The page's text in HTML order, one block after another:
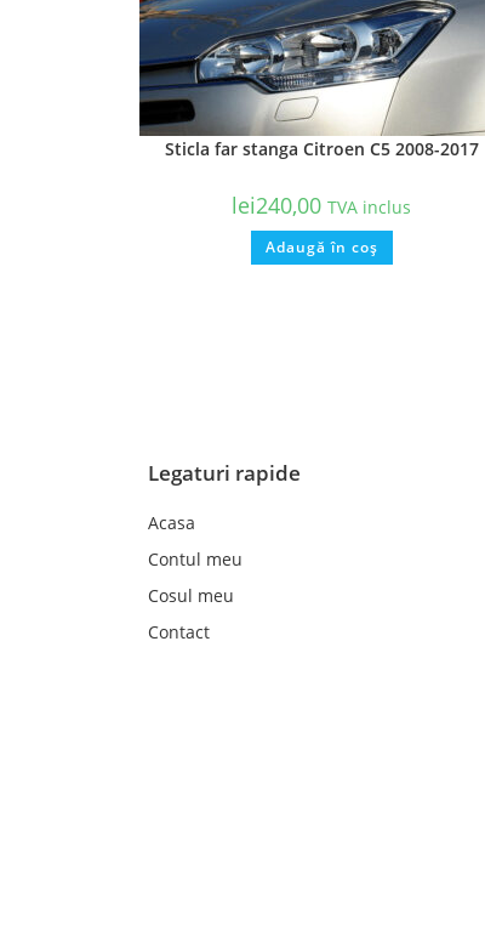
Sticla far stanga Citroen C5 2008-2017
lei240,00 TVA inclus
Adaugă în coș
Legaturi rapide
Acasa
Contul meu
Cosul meu
Contact